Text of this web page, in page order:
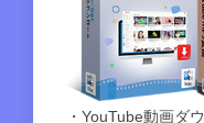
・YouTube動画ダ